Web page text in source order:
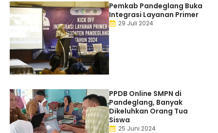
Pemkab Pandeglang Buka
Integrasi Layanan Primer
29 Juli 2024
PPDB Online SMPN di
Pandeglang, Banyak
Dikeluhkan Orang Tua
Siswa
25 Juni 2024